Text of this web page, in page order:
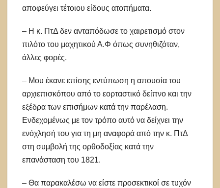
αποφεύγει τέτοιου είδους ατοπήματα.
– Η κ. ΠτΔ δεν ανταπόδωσε το χαιρετισμό στον
πιλότο του μαχητικού Α.Φ όπως συνηθιζόταν,
άλλες φορές.
– Μου έκανε επίσης εντύπωση η απουσία του
αρχιεπισκόπου από το εορταστικό δείπνο και την
εξέδρα των επισήμων κατά την παρέλαση.
Ενδεχομένως με τον τρόπο αυτό να δείχνει την
ενόχλησή του για τη μη αναφορά από την κ. ΠτΔ
στη συμβολή της ορθοδοξίας κατά την
επανάσταση του 1821.
– Θα παρακαλέσω να είστε προσεκτικοί σε τυχόν